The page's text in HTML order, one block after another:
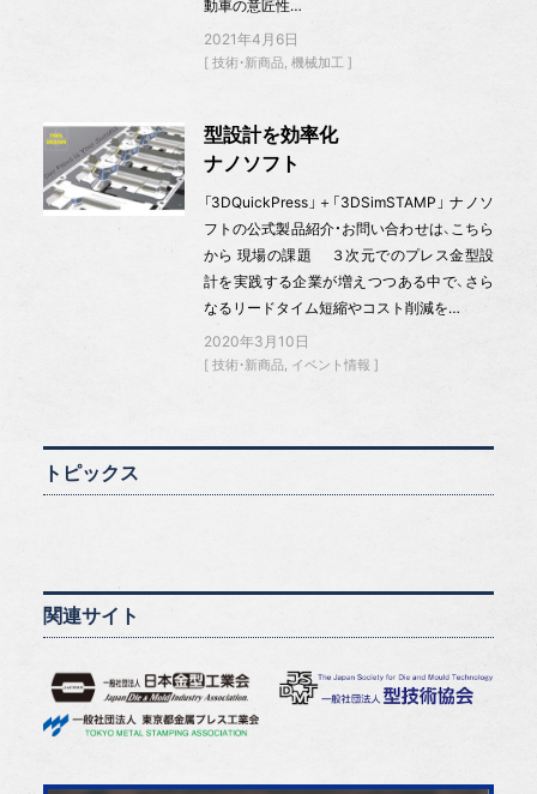
動車の意匠性…
2021年4月6日
技術・新商品 機械加工
型設計を効率化
ナノソフト
「3DQuickPress」＋「3DSimSTAMP」 ナノソ
フトの公式製品紹介・お問い合わせは、こちら
から 現場の課題 ３次元でのプレス金型設
計を実践する企業が増えつつある中で、さら
なるリードタイム短縮やコスト削減を…
2020年3月10日
技術・新商品 イベント情報
トピックス
関連サイト